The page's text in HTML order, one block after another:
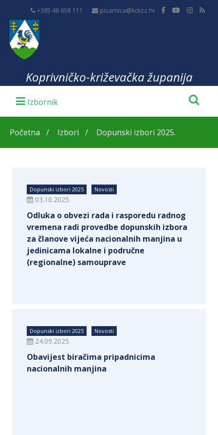
+385 48 658 111 pisarnica@kckzz.hr
Koprivničko-križevačka županija
Početna Izbori Dopunski izbori 2025.
Dopunski izbori 2025 Novosti
03.10.2025.
Odluka o obvezi rada i rasporedu radnog
vremena radi provedbe dopunskih izbora
za članove vijeća nacionalnih manjina u
jedinicama lokalne i područne
(regionalne) samouprave
Dopunski izbori 2025 Novosti
24.09.2025.
Obavijest biračima pripadnicima
nacionalnih manjina